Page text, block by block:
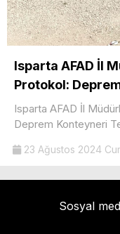
Isparta AFAD İl
Protokol:
Isparta AFAD İl
Deprem Konteyneri
23 Ağustos 2024
Sosyal